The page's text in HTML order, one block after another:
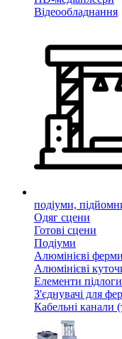
Відеообладнання
подіуми,
Одяг сцени
Готові сцени
Подіуми
Алюмінієві ферми
Алюмінієві
Елементи
З'єднувачі для
Кабельні канали